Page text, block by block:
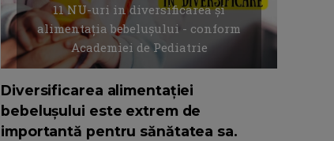
11 NU-uri in diversificarea și
alimentația bebelușului - conform
Academiei de Pediatrie
Diversificarea alimentației
bebelușului este extrem de
importantă pentru sănătatea sa.